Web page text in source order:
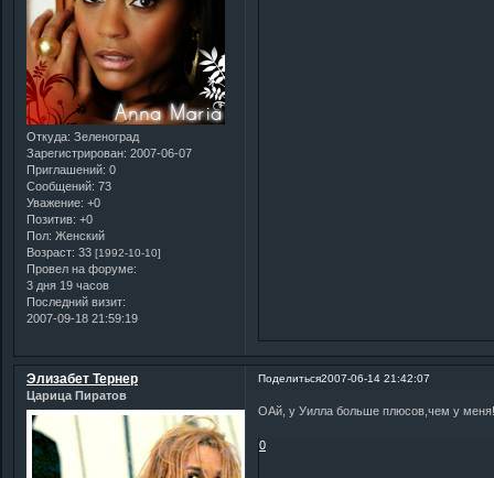
Откуда: Зеленоград
Зарегистрирован: 2007-06-07
Приглашений: 0
Сообщений: 73
Уважение: +0
Позитив: +0
Пол: Женский
Возраст: 33 [1992-10-10]
Провел на форуме:
3 дня 19 часов
Последний визит:
2007-09-18 21:59:19
Поделиться2007-06-14 21:42:07
Элизабет Тернер
Царица Пиратов
ОАй, у Уилла больше плюсов,чем у
0